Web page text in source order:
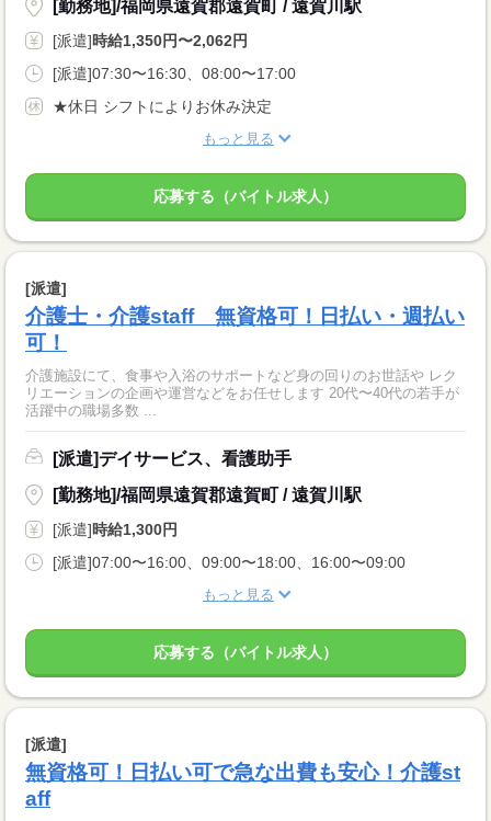
[勤務地]/福岡県遠賀郡遠賀町 / 遠賀川駅
[派遣]時給1,350円〜2,062円
[派遣]07:30〜16:30、08:00〜17:00
★休日 シフトによりお休み決定
もっと見る
応募する（バイトル求人）
[派遣]
介護士・介護staff 無資格可！日払い・週払い
可！
介護施設にて、食事や入浴のサポートなど身の回りのお世話や レク
リエーションの企画や運営などをお任せします 20代〜40代の若手が
活躍中の職場多数 ...
[派遣]デイサービス、看護助手
[勤務地]/福岡県遠賀郡遠賀町 / 遠賀川駅
[派遣]時給1,300円
[派遣]07:00〜16:00、09:00〜18:00、16:00〜09:00
もっと見る
応募する（バイトル求人）
[派遣]
無資格可！日払い可で急な出費も安心！介護st
aff